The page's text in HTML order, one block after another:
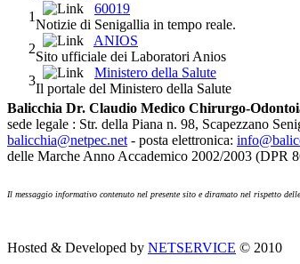
1
60019
Notizie di Senigallia in tempo reale.
2
ANIOS
Sito ufficiale dei Laboratori Anios
3
Ministero della Salute
Il portale del Ministero della Salute
Balicchia Dr. Claudio Medico Chirurgo-
sede legale : Str. della Piana n. 98, Scapezzano
balicchia@netpec.net - posta elettronica:
delle Marche Anno Accademico 2002/2003 (DPR
Il messaggio informativo contenuto nel presente sito e diramato nel rispetto
Hosted & Developed by NETSERVICE © 2010